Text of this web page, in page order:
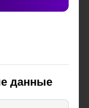
данные